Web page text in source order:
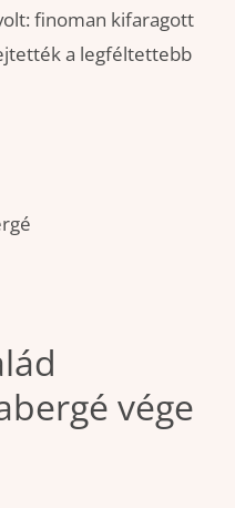
finoman kifaragott
a legféltettebb
vége